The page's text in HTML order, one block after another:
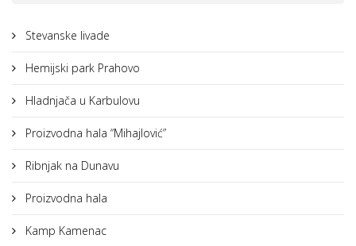
Stevanske livade
Hemijski park Prahovo
Hladnjača u Karbulovu
Proizvodna hala “Mihajlović”
Ribnjak na Dunavu
Proizvodna hala
Kamp Kamenac